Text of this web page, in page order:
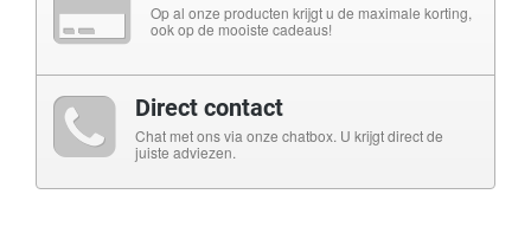
Op al onze producten krijgt u de maximale korting,
ook op de mooiste cadeaus!
Direct contact
Chat met ons via onze chatbox. U krijgt direct de
juiste adviezen.